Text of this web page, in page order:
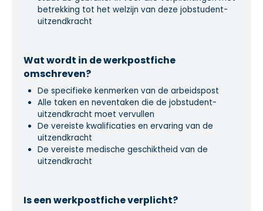
betrekking tot het welzijn van deze jobstudent-
uitzendkracht
Wat wordt in de werkpostfiche
omschreven?
De specifieke kenmerken van de arbeidspost
Alle taken en neventaken die de jobstudent-
uitzendkracht moet vervullen
De vereiste kwalificaties en ervaring van de
uitzendkracht
De vereiste medische geschiktheid van de
uitzendkracht
Is een werkpostfiche verplicht?